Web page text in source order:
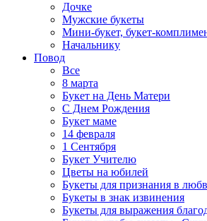
Дочке
Мужские букеты
Мини-букет, букет-
Начальнику
Повод
Все
8 марта
Букет на День Матери
С Днем Рождения
Букет маме
14 февраля
1 Сентября
Букет Учителю
Цветы на юбилей
Букеты для признания в
Букеты в знак извинения
Букеты для выражения